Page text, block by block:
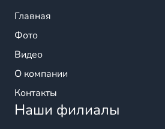
Главная
Фото
Видео
О компании
Контакты
Наши филиалы